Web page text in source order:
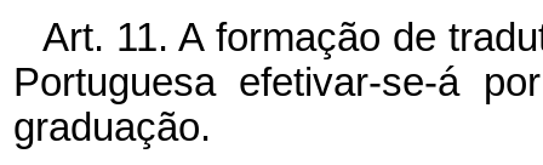
Art. 11. A formação de
Portuguesa efetivar-se-á
graduação.